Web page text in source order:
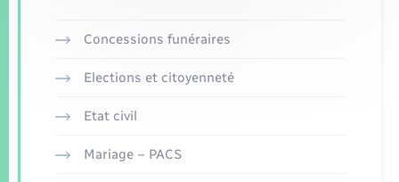
Concessions funéraires
Elections et citoyenneté
Etat civil
Mariage – PACS